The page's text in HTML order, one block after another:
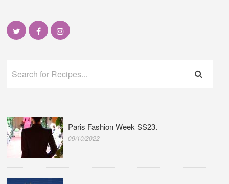
Paris Fashion Week SS23.
09/10/2022